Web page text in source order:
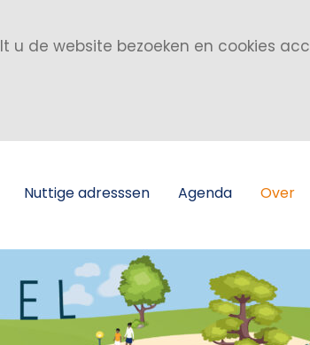
u de website bezoeken en cookies
Nuttige adresssen Agenda Over